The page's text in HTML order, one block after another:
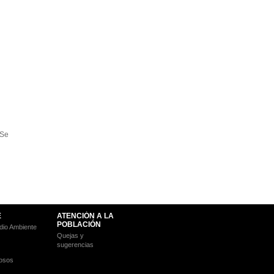
Ambiente
ATENCIÓN A LA
POBLACIÓN
Quejas y
sugerencias